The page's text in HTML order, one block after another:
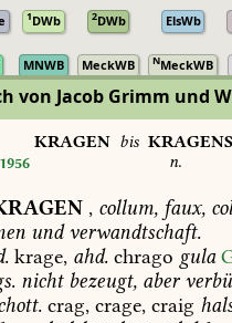
1DWb 2DWb ElsWb
MNWB MeckWB NMeckWB
von Jacob Grimm und
KRAGEN bis
n.
, collum,faux,
undverwandtschaft.
krage, ahd. chrago gula
nichtbezeugt, aber
crag, crage, craig